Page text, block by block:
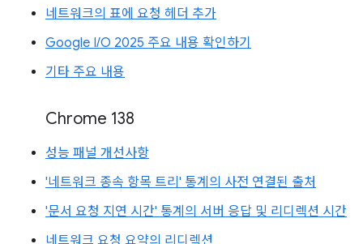
네트워크의 표에 요청 헤더 추가
Google I/O 2025 주요 내용 확인하기
기타 주요 내용
Chrome 138
성능 패널 개선사항
'네트워크 종속 항목 트리' 통계의 사전 연결된 출처
'문서 요청 지연 시간' 통계의 서버 응답 및 리디렉션 시간
네트워크 요청 요약의 리디렉션